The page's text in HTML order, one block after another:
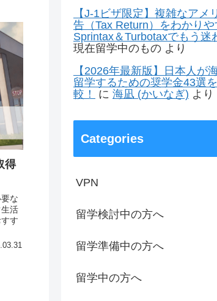
得
な
活
す
【J-1ビザ限定】複雑なアメ
告（Tax Return）をわかりや
Sprintax＆Turbotaxでもう迷
現在留学中のもの より
【2026年最新版】日本人が
留学するための奨学金43選
較！
に 海凪 (かいなぎ) より
Categories
VPN
留学検討中の方へ
留学準備中の方へ
留学中の方へ